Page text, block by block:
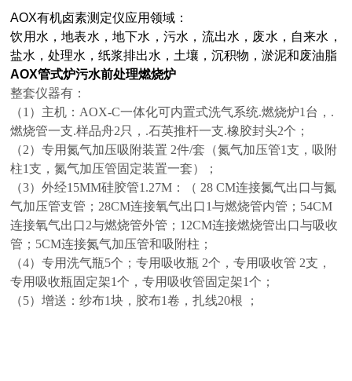
AOX有机卤素测定仪应用领域：
饮用水，地表水，地下水，污水，流出水，废水，自来水，
盐水，处理水，纸浆排出水，土壤，沉积物，淤泥和废油脂
AOX管式炉污水前处理燃烧炉
整套仪器有：
（1）主机：AOX-C一体化可内置式洗气系统.燃烧炉1台，.
燃烧管一支.样品舟2只，.石英推杆一支.橡胶封头2个；
（2）专用氮气加压吸附装置 2件/套（氮气加压管1支，吸附
柱1支，氮气加压管固定装置一套）；
（3）外经15MM硅胶管1.27M：（ 28 CM连接氮气出口与氮
气加压管支管；28CM连接氧气出口1与燃烧管内管；54CM
连接氧气出口2与燃烧管外管；12CM连接燃烧管出口与吸收
管；5CM连接氮气加压管和吸附柱；
（4）专用洗气瓶5个；专用吸收瓶 2个，专用吸收管 2支，
专用吸收瓶固定架1个，专用吸收管固定架1个；
（5）增送：纱布1块，胶布1卷，扎线20根 ；